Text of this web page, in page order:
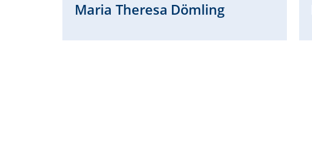
Maria Theresa Dömling